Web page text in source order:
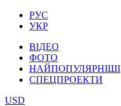
РУС
УКР
ВІДЕО
ФОТО
НАЙПОПУЛЯРНІШІ
СПЕЦПРОЕКТИ
USD